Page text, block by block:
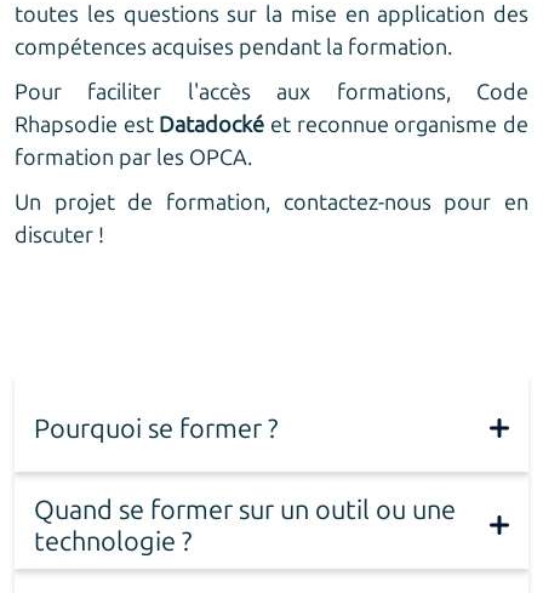
toutes les questions sur la mise en application des
compétences acquises pendant la formation.
Pour faciliter l'accès aux formations, Code
Rhapsodie est Datadocké et reconnue organisme de
formation par les OPCA.
Un projet de formation, contactez-nous pour en
discuter !
Pourquoi se former ?
Quand se former sur un outil ou une
technologie ?